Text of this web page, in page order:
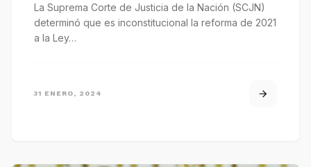
La Suprema Corte de Justicia de la Nación (SCJN)
determinó que es inconstitucional la reforma de 2021
a la Ley…
31 ENERO, 2024